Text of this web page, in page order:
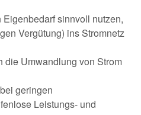
sinnvoll nutzen,
Vergütung) ins Stromnetz
die Umwandlung von Strom
geringen
Leistungs- und